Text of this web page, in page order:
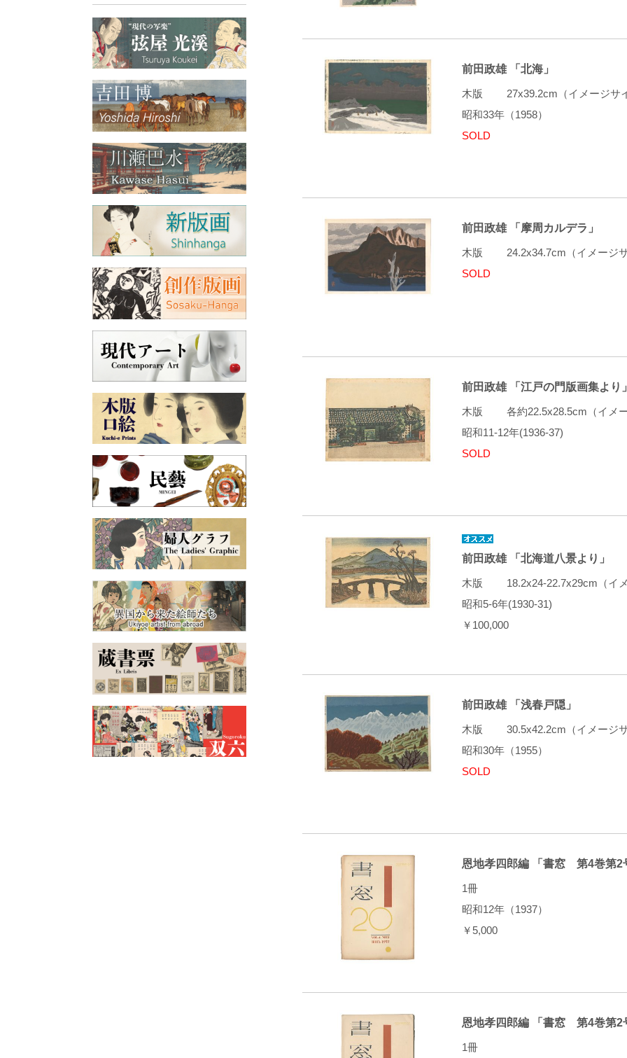
前田政雄 「北海」
木版 27x39.2cm（イメージ
昭和33年（1958）
SOLD
前田政雄 「摩周カルデラ」
木版 24.2x34.7cm（イメージ
SOLD
前田政雄 「江戸の門版画集より」
木版 各約22.5x28.5cm（イメ
昭和11-12年(1936-37)
SOLD
前田政雄 「北海道八景より」
木版 18.2x24-22.7x29cm（イ
昭和5-6年(1930-31)
￥100,000
前田政雄 「浅春戸隠」
木版 30.5x42.2cm（イメージ
昭和30年（1955）
SOLD
恩地孝四郎編 「書窓 第4巻第2
1冊
昭和12年（1937）
￥5,000
恩地孝四郎編 「書窓 第4巻第2
1冊